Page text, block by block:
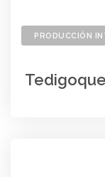
PRODUCCIÓN
Tedigoque